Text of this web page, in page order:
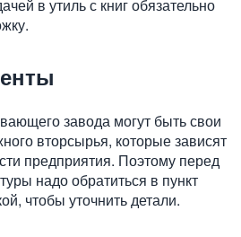
в утиль с книг обязательно
завода могут быть свои
вторсырья, которые зависят
предприятия. Поэтому перед
надо обратиться в пункт
чтобы уточнить детали.